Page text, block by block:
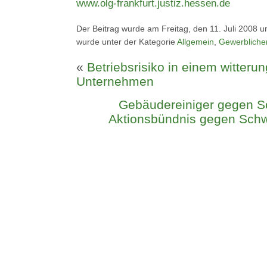
www.olg-frankfurt.justiz.hessen.de
Der Beitrag wurde am Freitag, den 11. Juli 2008
wurde unter der Kategorie Allgemein,
« Betriebsrisiko in einem
Unternehmen
Gebäudereiniger gegen
Aktionsbündnis gegen